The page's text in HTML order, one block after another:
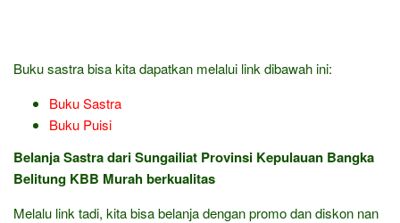
Buku sastra bisa kita dapatkan melalui link dibawah ini:
Buku Sastra
Buku Puisi
Belanja Sastra dari Sungailiat Provinsi Kepulauan Bangka
Belitung KBB Murah berkualitas
Melalu link tadi, kita bisa belanja dengan promo dan diskon nan